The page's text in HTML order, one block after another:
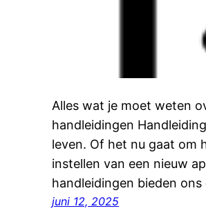
Alles wat je moet weten
handleidingen
leven. Of het nu gaat om
instellen van een nieuw
handleidingen bieden
juni 12, 2025